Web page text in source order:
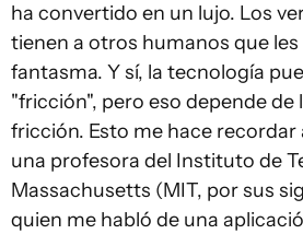
ha convertido en un lujo. Los
tienen a otros humanos que
fantasma. Y sí, la tecnología
"fricción", pero eso depende de
fricción. Esto me hace recordar
una profesora del Instituto de
Massachusetts (MIT, por sus
quien me habló de una